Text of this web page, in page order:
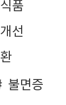
품
선
불면증